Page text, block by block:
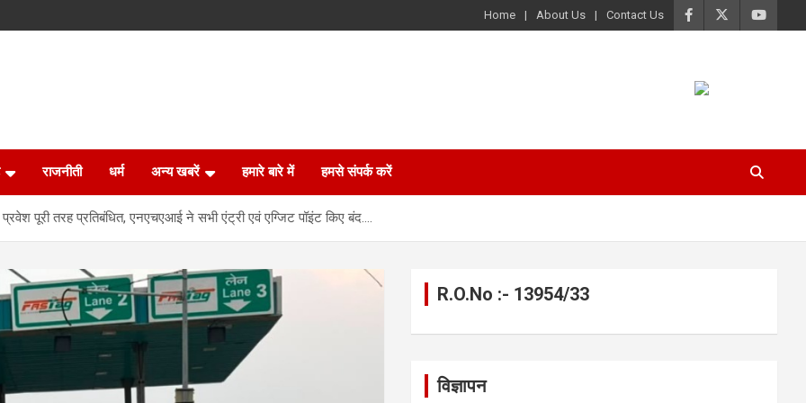
Home About Us Contact Us
राजनीती धर्म अन्य खबरें हमारे बारे में हमसे संपर्क करें
प्रवेश पूरी तरह प्रतिबंधित, एनएचएआई ने सभी एंट्री एवं एग्जिट पॉइंट किए बंद….
R.O.No :- 13954/33
विज्ञापन